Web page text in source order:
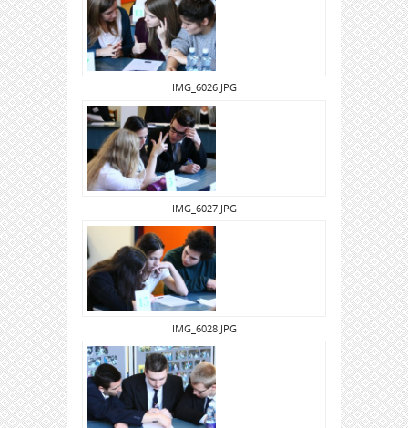
IMG_6026.JPG
IMG_6027.JPG
IMG_6028.JPG